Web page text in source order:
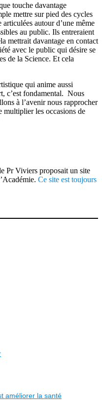
touche davantage
mettre sur pied des cycles
autour d’une même
au public. Ils entreraient
mettrait davantage en contact
avec le public qui désire se
de la Science. Et cela
qui anime aussi
c’est fondamental. Nous
à l’avenir nous rapprocher
multiplier les occasions de
Pr Viviers proposait un site
Ce site est toujours
améliorer la santé